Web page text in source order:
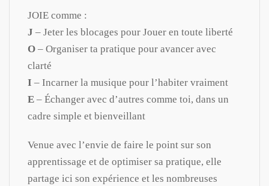
JOIE comme :
J – Jeter les blocages pour Jouer en toute liberté
O – Organiser ta pratique pour avancer avec
clarté
I – Incarner la musique pour l’habiter vraiment
E – Échanger avec d’autres comme toi, dans un
cadre simple et bienveillant
Venue avec l’envie de faire le point sur son
apprentissage et de optimiser sa pratique, elle
partage ici son expérience et les nombreuses